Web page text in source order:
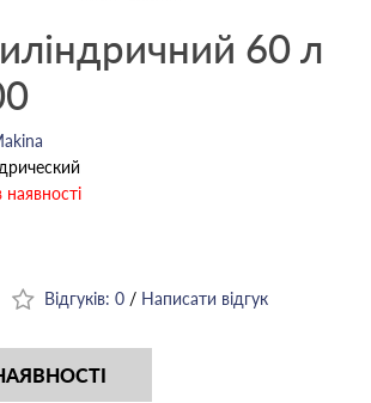
60 л
Відгуків: 0 / Написати відгук